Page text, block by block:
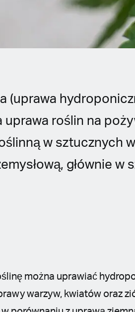
(uprawa
uprawa roślin na
w sztucznych
głównie w
można uprawiać
warzyw, kwiatów oraz